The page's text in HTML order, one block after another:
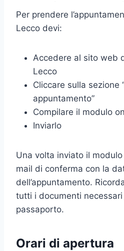
Per prendere
Lecco devi:
Accedere al sito web
Lecco
Cliccare sulla sezione
appuntamento”
Compilare il modulo
Inviarlo
Una volta inviato il
mail di conferma con la
dell’appuntamento.
tutti i documenti
passaporto.
Orari di apertura